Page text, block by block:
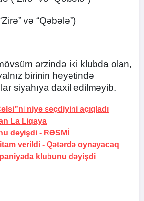
və “Qəbələ”)
ərzində iki klubda olan,
birinin heyətində
siyahıya daxil edilməyib.
niyə seçdiyini açıqladı
La Liqaya
dəyişdi - RƏSMİ
verildi - Qətərdə oynayacaq
klubunu dəyişdi